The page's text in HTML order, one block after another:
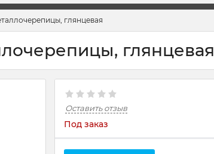
глянцевая
глянцевая
Оставить отзыв
Под заказ